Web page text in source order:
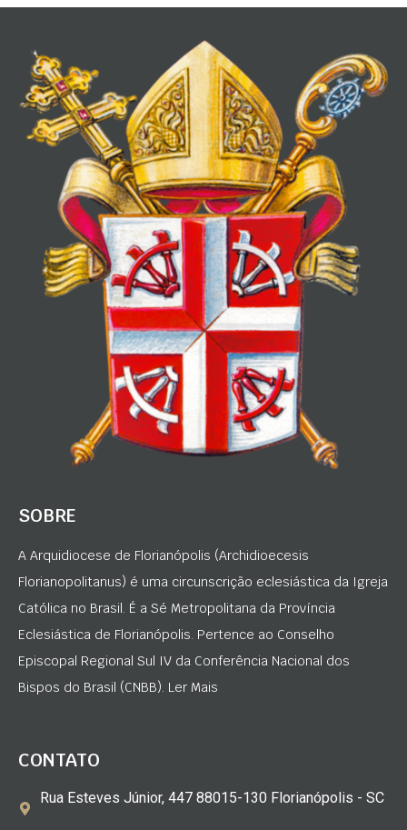
SOBRE
A Arquidiocese de Florianópolis (Archidioecesis
Florianopolitanus) é uma circunscrição eclesiástica da Igreja
Católica no Brasil. É a Sé Metropolitana da Província
Eclesiástica de Florianópolis. Pertence ao Conselho
Episcopal Regional Sul IV da Conferência Nacional dos
Bispos do Brasil (CNBB). Ler Mais
CONTATO
Rua Esteves Júnior, 447 88015-130 Florianópolis - SC